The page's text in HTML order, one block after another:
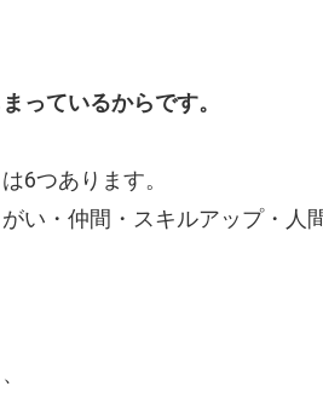
っているからです。
6つあります。
い・仲間・スキルアップ・人